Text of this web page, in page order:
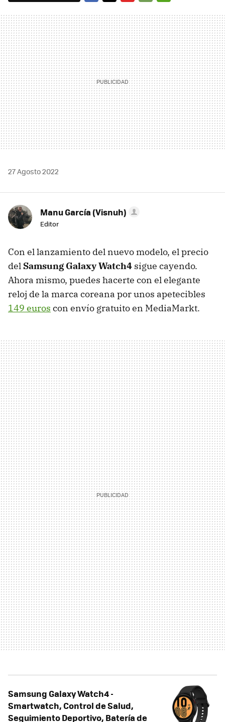
MAIL
27 Agosto 2022
Manu García (Visnuh)
Editor
Con el lanzamiento del nuevo modelo, el precio
del Samsung Galaxy Watch4 sigue cayendo.
Ahora mismo, puedes hacerte con el elegante
reloj de la marca coreana por unos apetecibles
149 euros con envío gratuito en MediaMarkt.
Samsung Galaxy Watch4 -
Smartwatch, Control de Salud,
Seguimiento Deportivo, Batería de